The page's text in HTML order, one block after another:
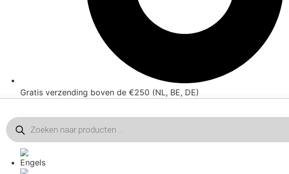
Gratis verzending boven de €250 (NL, BE, DE)
Producten
zoeken